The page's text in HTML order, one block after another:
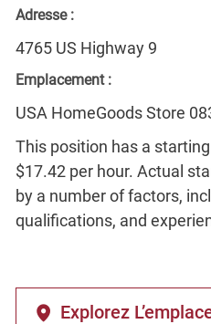
Adresse :
4765 US Highway 9
Emplacement :
USA HomeGoods Store
This position has a
$17.42 per hour. Actual
by a number of factors,
qualifications, and
Explorez